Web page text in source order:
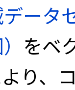
ータ
をベ
り、